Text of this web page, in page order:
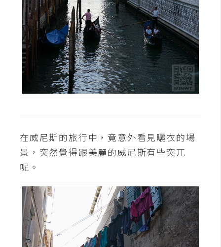
在威尼斯的旅行中，竟意外看見曬衣的場
景，突然覺得跟美麗的威尼斯有些突兀
呢。